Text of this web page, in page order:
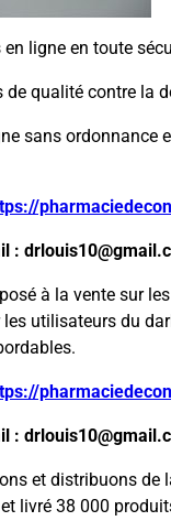
ligne en toute
qualité contre la
sans
:
à la vente sur
utilisateurs du
:
et distribuons
livré 38 000